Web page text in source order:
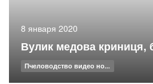
8 января 2020
Вулик медова криниця,
Пчеловодство видео но...